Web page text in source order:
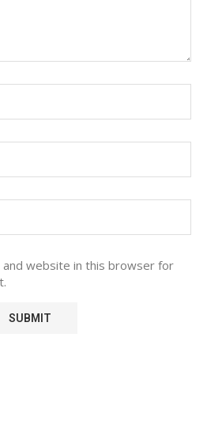
and website in this browser for